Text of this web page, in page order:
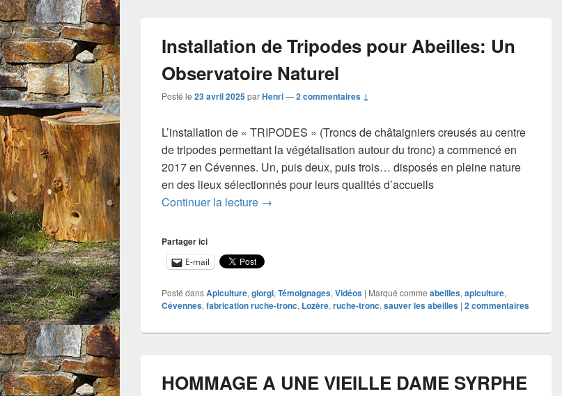
Installation de Tripodes pour Abeilles: Un
Observatoire Naturel
Posté le 23 avril 2025parHenri—2 commentaires ↓
L’installation de « TRIPODES » (Troncs de châtaigniers creusés au centre
de tripodes permettant la végétalisation autour du tronc) a commencé en
2017 en Cévennes. Un, puis deux, puis trois… disposés en pleine nature
en des lieux sélectionnés pour leurs qualités d’accueils
Continuer la lecture Installation de Tripodes pour Abeilles: Un Observatoire Naturel
→
Partager ici
E-mail
Posté dansApiculture, giorgi, Témoignages, Vidéos | Marqué comme abeilles, apiculture,
Cévennes, fabrication ruche-tronc, Lozère, ruche-tronc, sauver les abeilles | 2commentaires
HOMMAGE A UNE VIEILLE DAME SYRPHE